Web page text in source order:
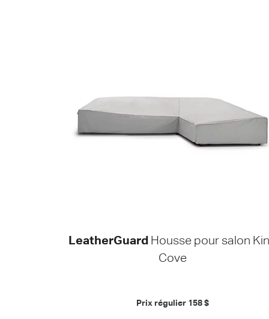
LeatherGuardHousse pour salon
Cove
Prix régulier 158 $